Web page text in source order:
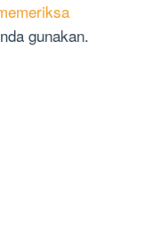
gunakan.